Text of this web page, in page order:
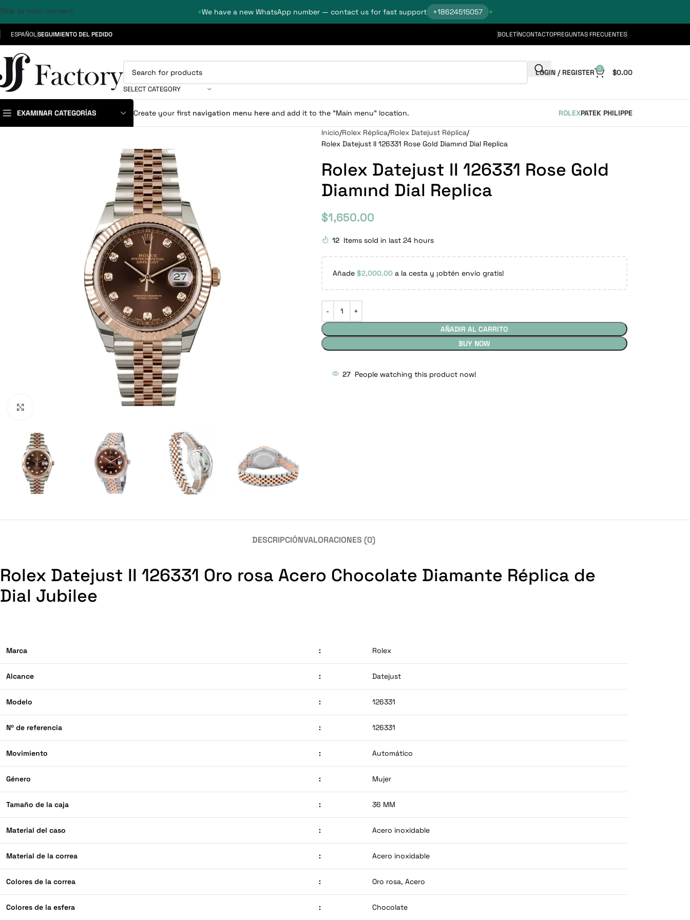
We have a new WhatsApp number — contact us for fast support +18624515057
Skip to main content
ESPAÑOLSEGUIMIENTO DEL PEDIDO BOLETÍNCONTACTOPREGUNTAS FRECUENTES
SELECT CATEGORY
LOGIN / REGISTER 0 $0.00
EXAMINAR CATEGORÍAS Create your first navigation menu here and add it to the "Main menu" location. ROLEXPATEK PHILIPPE
Inicio Rolex Réplica Rolex Datejust Réplica
Rolex Datejust II 126331 Rose Gold Diamınd Dial Replica
Rolex Datejust II 126331 Rose Gold
Diamınd Dial Replica
$1,650.00
12 Items sold in last 24 hours
Añade $2,000.00a la cesta y ¡obtén envío gratis!
AÑADIR AL CARRITO
BUY NOW
27 People watching this product now!
DESCRIPCIÓNVALORACIONES (0)
Rolex Datejust II 126331 Oro rosa Acero Chocolate Diamante Réplica de
Dial Jubilee
Marca : Rolex
Alcance : Datejust
Modelo : 126331
Nº de referencia : 126331
Movimiento : Automático
Género : Mujer
Tamaño de la caja : 36 MM
Material del caso : Acero inoxidable
Material de la correa : Acero inoxidable
Colores de la correa : Oro rosa, Acero
Colores de la esfera : Chocolate